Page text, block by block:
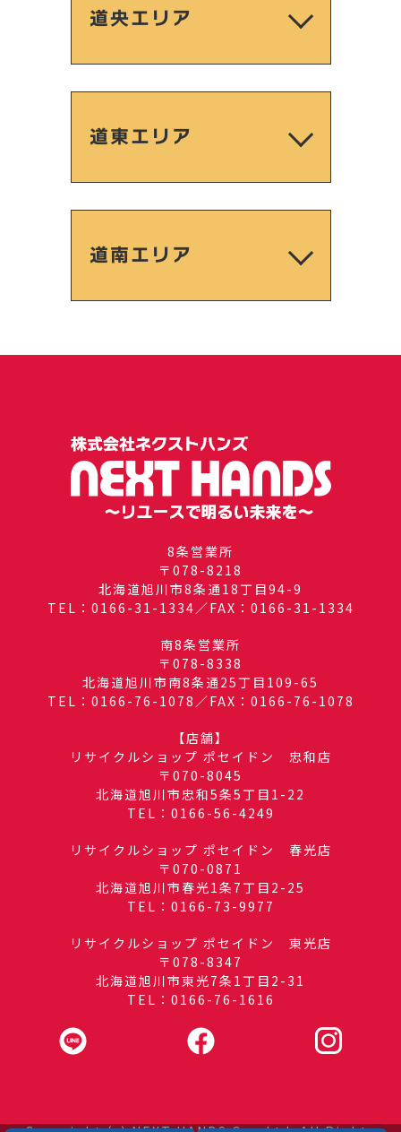
道央エリア
道東エリア
道南エリア
8条営業所
〒078-8218
北海道旭川市8条通18丁目94-9
TEL：0166-31-1334／FAX：0166-31-1334
南8条営業所
〒078-8338
北海道旭川市南8条通25丁目109-65
TEL：0166-76-1078／FAX：0166-76-1078
【店舗】
リサイクルショップ ポセイドン 忠和店
〒070-8045
北海道旭川市忠和5条5丁目1-22
TEL：0166-56-4249
リサイクルショップ ポセイドン 春光店
〒070-0871
北海道旭川市春光1条7丁目2-25
TEL：0166-73-9977
リサイクルショップ ポセイドン 東光店
〒078-8347
北海道旭川市東光7条1丁目2-31
TEL：0166-76-1616